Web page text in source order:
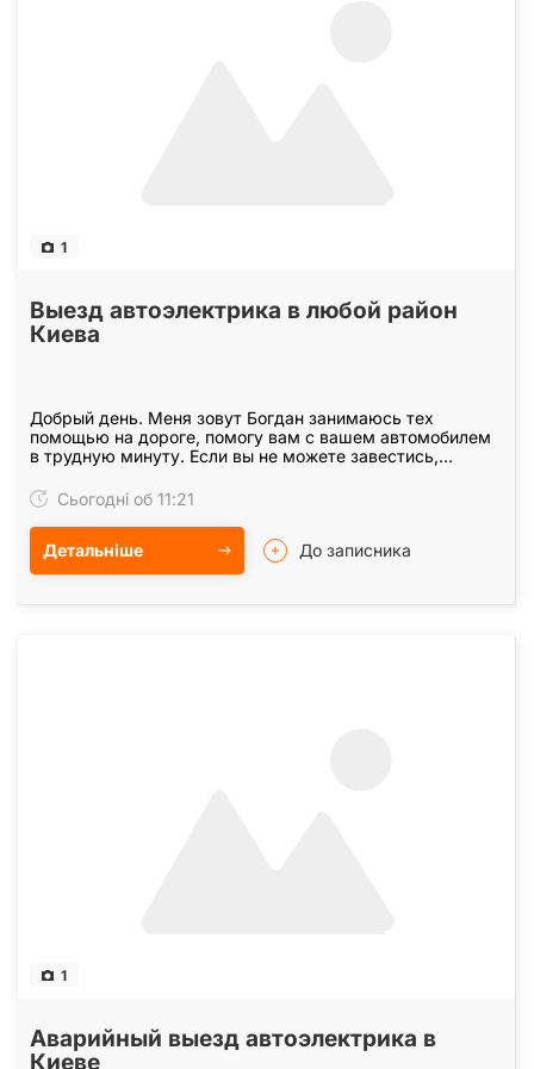
1
Выезд автоэлектрика в любой район
Киева
Добрый день. Меня зовут Богдан занимаюсь тех
помощью на дороге, помогу вам с вашем автомобилем
в трудную минуту. Если вы не можете завестись,
Сьогодні об 11:21
Детальніше До записника
1
Аварийный выезд автоэлектрика в
Киеве